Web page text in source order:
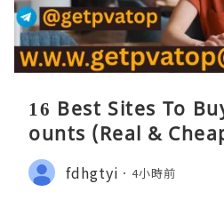
16 Best Sites To
ounts (Real &
fdhgtyi 4小時前